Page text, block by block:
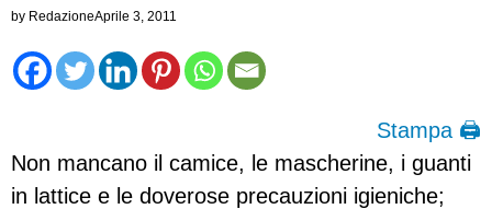
by RedazioneAprile 3, 2011
Stampa 🖨
Non mancano il camice, le mascherine, i guanti
in lattice e le doverose precauzioni igieniche;